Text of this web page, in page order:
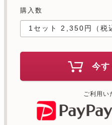
購入数
今す
ご利用い